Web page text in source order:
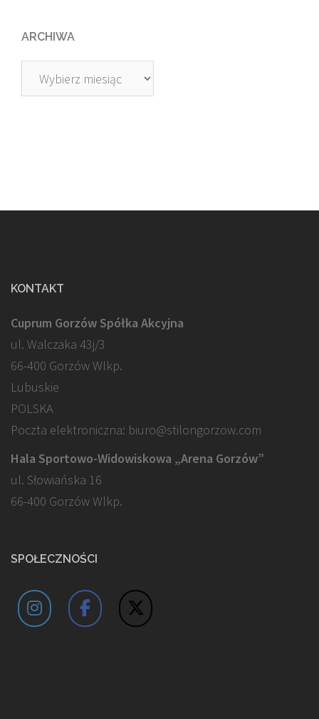
ARCHIWA
Archiwa
KONTAKT
Cuprum Gorzów Spółka Akcyjna
ul. Walczaka 43j/3
66-400 Gorzów Wlkp.
Lubuskie
POLSKA
Poczta elektroniczna: biuro@stilongorzow.com
Hala Sportowo-Widowiskowa „Arena Gorzów”
ul. Słowiańska 16
66-400 Gorzów Wlkp.
SPOŁECZNOŚCI